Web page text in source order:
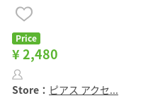
Price
¥ 2,480
Store： ピアス アクセ...